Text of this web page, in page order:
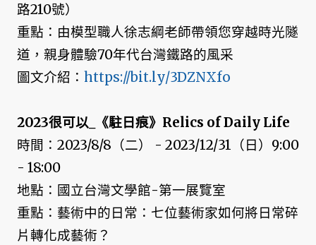
路210號）
重點：由模型職人徐志綱老師帶領您穿越時光隧
道，親身體驗70年代台灣鐵路的風采
圖文介紹： https://bit.ly/3DZNXfo
2023很可以_《駐日痕》Relics of Daily Life
時間：2023/8/8（二） - 2023/12/31（日）9:00
- 18:00
地點：國立台灣文學館-第一展覽室
重點：藝術中的日常：七位藝術家如何將日常碎
片轉化成藝術？